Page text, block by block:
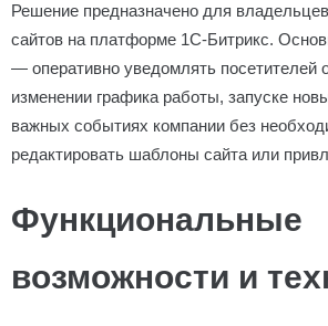
Решение предназначено для
сайтов на платформе 1С-Битрикс.
— оперативно уведомлять посетителей
изменении графика работы, запуске
важных событиях компании без
редактировать шаблоны сайта или
Функциональные
возможности и